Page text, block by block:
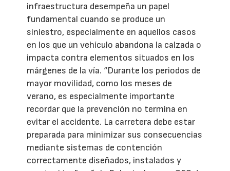
infraestructura desempeña un papel
fundamental cuando se produce un
siniestro, especialmente en aquellos casos
en los que un vehículo abandona la calzada o
impacta contra elementos situados en los
márgenes de la vía. “Durante los periodos de
mayor movilidad, como los meses de
verano, es especialmente importante
recordar que la prevención no termina en
evitar el accidente. La carretera debe estar
preparada para minimizar sus consecuencias
mediante sistemas de contención
correctamente diseñados, instalados y